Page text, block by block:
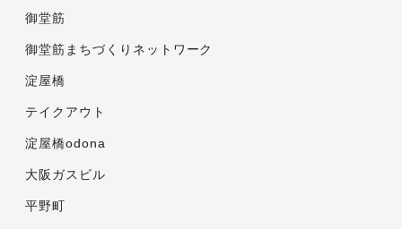
御堂筋
御堂筋まちづくりネットワーク
淀屋橋
テイクアウト
淀屋橋odona
大阪ガスビル
平野町